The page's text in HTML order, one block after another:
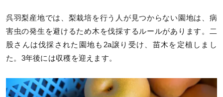
呉羽梨産地では、梨栽培を行う人が見つからない園地は、病
害虫の発生を避けるため木を伐採するルールがあります。二
股さんは伐採された園地も2a譲り受け、苗木を定植しまし
た。3年後には収穫を迎えます。